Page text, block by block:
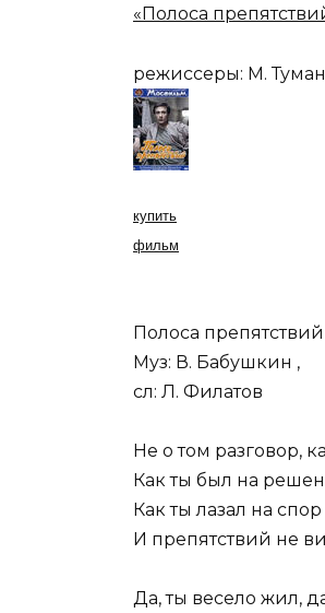
«Полоса
режиссеры: М.
купить
фильм
Полоса препятствий
Муз: В. Бабушкин ,
сл: Л. Филатов
Не о том разговор,
Как ты был на
Как ты лазал на
И препятствий не
Да, ты весело жил,